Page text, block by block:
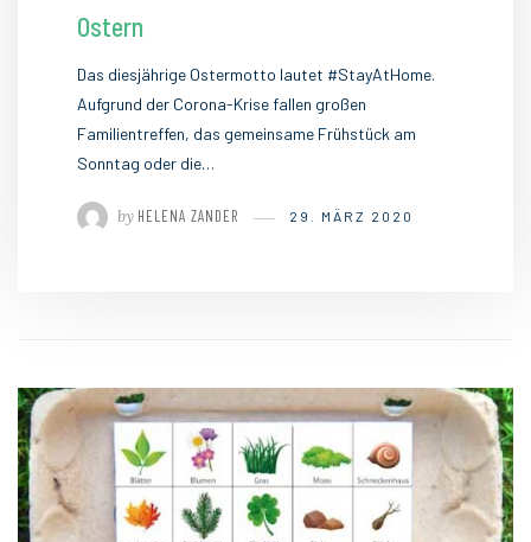
Ostern
Das diesjährige Ostermotto lautet #StayAtHome.
Aufgrund der Corona-Krise fallen großen
Familientreffen, das gemeinsame Frühstück am
Sonntag oder die…
by HELENA ZANDER 29. MÄRZ 2020